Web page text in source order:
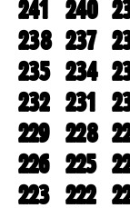
241 240
238 237
235 234
232 231
229 228
226 225
223 222